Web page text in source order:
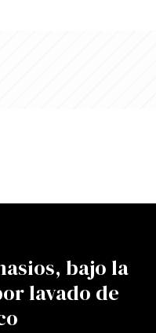
bajo la
lavado de